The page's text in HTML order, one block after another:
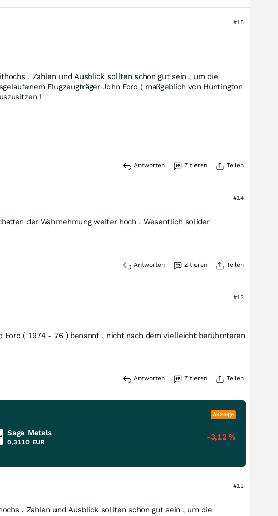
#15
. Zahlen und Ausblick sollten schon gut sein , um die
Flugzeugträger John Ford ( maßgeblich von Huntington
!
Antworten Zitieren Teilen
#14
der Wahrnehmung weiter hoch . Wesentlich solider
Antworten Zitieren Teilen
#13
( 1974 - 76 ) benannt , nicht nach dem vielleicht berühmteren
Antworten Zitieren Teilen
Anzeige
Saga Metals
0,3110 EUR
-3,12%
#12
. Zahlen und Ausblick sollten schon gut sein , um die